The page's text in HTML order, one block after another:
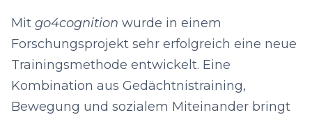
Mit go4cognition wurde in einem
Forschungsprojekt sehr erfolgreich eine neue
Trainingsmethode entwickelt. Eine
Kombination aus Gedächtnistraining,
Bewegung und sozialem Miteinander bringt